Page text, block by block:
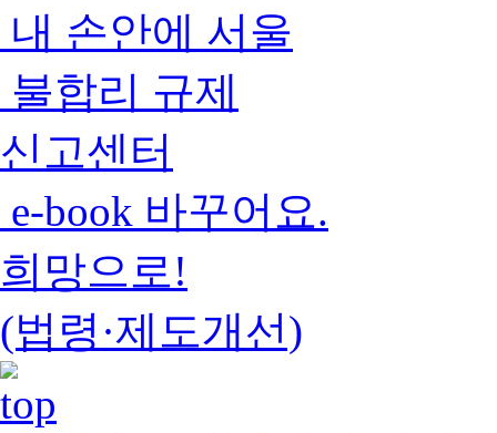
내 손안에 서울
불합리 규제
신고센터
e-book 바꾸어요.
희망으로!
(법령·제도개선)